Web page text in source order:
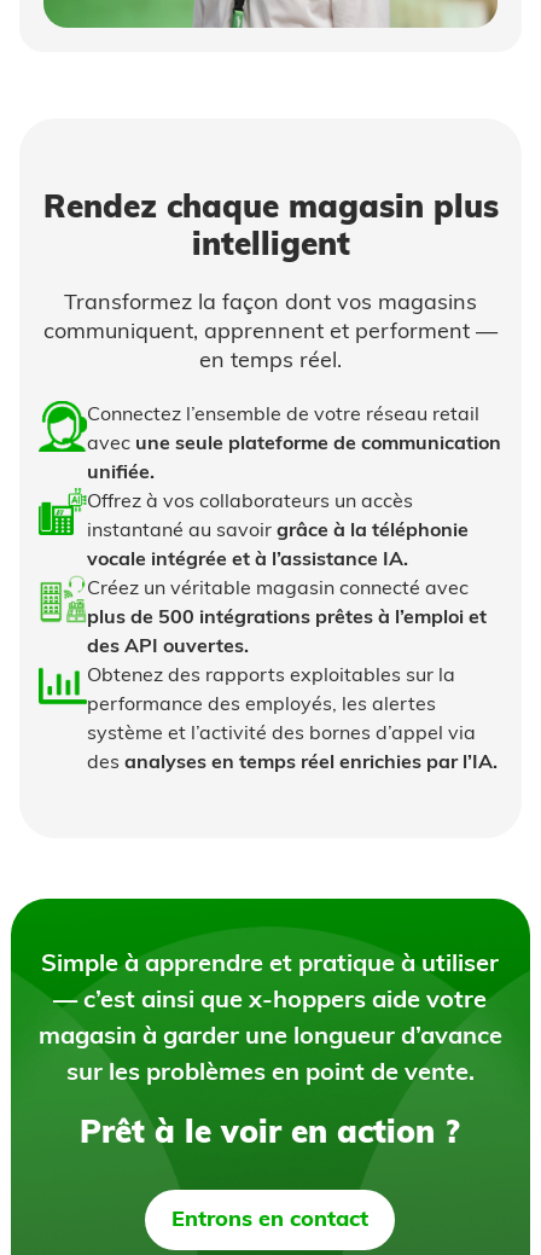
Rendez chaque magasin plus
intelligent
Transformez la façon dont vos magasins
communiquent, apprennent et performent —
en temps réel.
Connectez l’ensemble de votre réseau retail
avec une seule plateforme de communication
unifiée.
Offrez à vos collaborateurs un accès
instantané au savoir grâce à la téléphonie
vocale intégrée et à l’assistance IA.
Créez un véritable magasin connecté avec
plus de 500 intégrations prêtes à l’emploi et
des API ouvertes.
Obtenez des rapports exploitables sur la
performance des employés, les alertes
système et l’activité des bornes d’appel via
des analyses en temps réel enrichies par l’IA.
Simple à apprendre et pratique à utiliser
— c’est ainsi que x-hoppers aide votre
magasin à garder une longueur d’avance
sur les problèmes en point de vente.
Prêt à le voir en action ?
Entrons en contact